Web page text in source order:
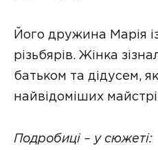
Його дружина Марія
різьбярів. Жінка
батьком та дідусем,
найвідоміших
Подробиці – у сюжеті: